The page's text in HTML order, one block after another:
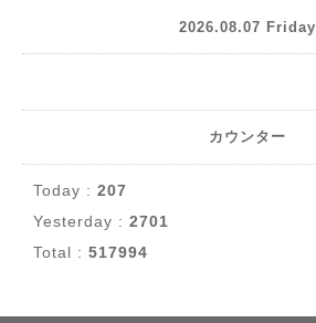
2026.08.07 Friday
カウンター
Today : 207
Yesterday : 2701
Total : 517994